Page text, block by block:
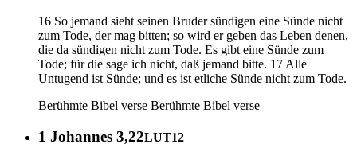
16 So jemand sieht seinen Bruder sündigen eine Sünde nicht
zum Tode, der mag bitten; so wird er geben das Leben denen,
die da sündigen nicht zum Tode. Es gibt eine Sünde zum
Tode; für die sage ich nicht, daß jemand bitte. 17 Alle
Untugend ist Sünde; und es ist etliche Sünde nicht zum Tode.
Berühmte Bibel verse Berühmte Bibel verse
1 Johannes 3,22LUT12